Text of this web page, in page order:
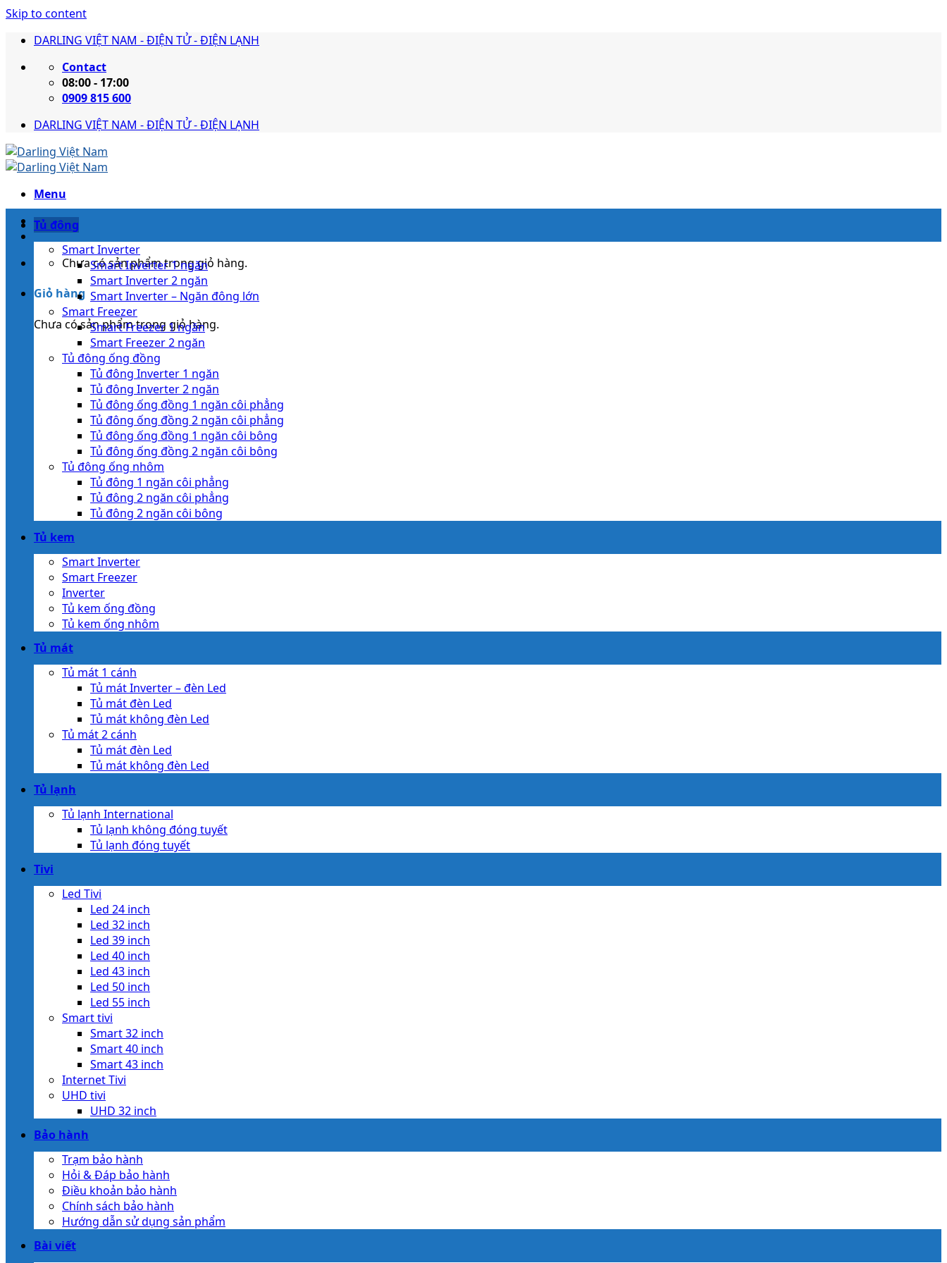
Skip to content
DARLING VIỆT NAM - ĐIỆN TỬ - ĐIỆN LẠNH
Contact
08:00 - 17:00
0909 815 600
DARLING VIỆT NAM - ĐIỆN TỬ - ĐIỆN LẠNH
Menu
Chưa có sản phẩm trong giỏ hàng.
Giỏ hàng
Chưa có sản phẩm trong giỏ hàng.
Tủ đông
Smart Inverter
Smart Inverter 1 ngăn
Smart Inverter 2 ngăn
Smart Inverter – Ngăn đông lớn
Smart Freezer
Smart Freezer 1 ngăn
Smart Freezer 2 ngăn
Tủ đông ống đồng
Tủ đông Inverter 1 ngăn
Tủ đông Inverter 2 ngăn
Tủ đông ống đồng 1 ngăn côi phẳng
Tủ đông ống đồng 2 ngăn côi phẳng
Tủ đông ống đồng 1 ngăn côi bông
Tủ đông ống đồng 2 ngăn côi bông
Tủ đông ống nhôm
Tủ đông 1 ngăn côi phẳng
Tủ đông 2 ngăn côi phẳng
Tủ đông 2 ngăn côi bông
Tủ kem
Smart Inverter
Smart Freezer
Inverter
Tủ kem ống đồng
Tủ kem ống nhôm
Tủ mát
Tủ mát 1 cánh
Tủ mát Inverter – đèn Led
Tủ mát đèn Led
Tủ mát không đèn Led
Tủ mát 2 cánh
Tủ mát đèn Led
Tủ mát không đèn Led
Tủ lạnh
Tủ lạnh International
Tủ lạnh không đóng tuyết
Tủ lạnh đóng tuyết
Tivi
Led Tivi
Led 24 inch
Led 32 inch
Led 39 inch
Led 40 inch
Led 43 inch
Led 50 inch
Led 55 inch
Smart tivi
Smart 32 inch
Smart 40 inch
Smart 43 inch
Internet Tivi
UHD tivi
UHD 32 inch
Bảo hành
Trạm bảo hành
Hỏi & Đáp bảo hành
Điều khoản bảo hành
Chính sách bảo hành
Hướng dẫn sử dụng sản phẩm
Bài viết